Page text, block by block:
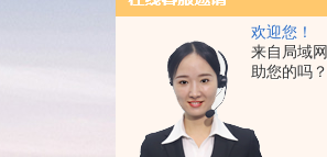
欢迎您！
来自局域
助您的吗？